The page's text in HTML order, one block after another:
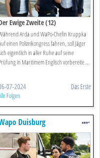
Ewige Zweite (12)
Arda und WaPo-Chefin Kruppka
einen Polizeikongress fahren, soll Jäger
eigentlich in aller Ruhe auf seine
in Maritimem Englisch vorbereite ...
07-2024 Das Erste
Folgen
Duisburg